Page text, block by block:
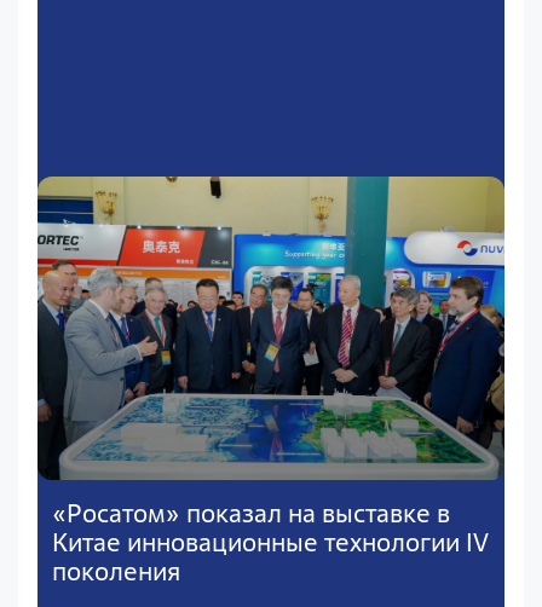
«Росатом» показал на выставке в
Китае инновационные технологии IV
поколения